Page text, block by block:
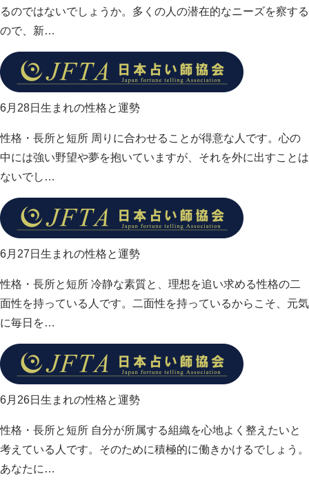
るのではないでしょうか。多くの人の潜在的なニーズを察する
ので、新…
6月28日生まれの性格と運勢
性格・長所と短所 周りに合わせることが得意な人です。心の
中には強い野望や夢を抱いていますが、それを外に出すことは
ないでし…
6月27日生まれの性格と運勢
性格・長所と短所 冷静な素質と、理想を追い求める性格の二
面性を持っている人です。二面性を持っているからこそ、元気
に毎日を…
6月26日生まれの性格と運勢
性格・長所と短所 自分が所属する組織を心地よく整えたいと
考えている人です。そのために積極的に働きかけるでしょう。
あなたに…